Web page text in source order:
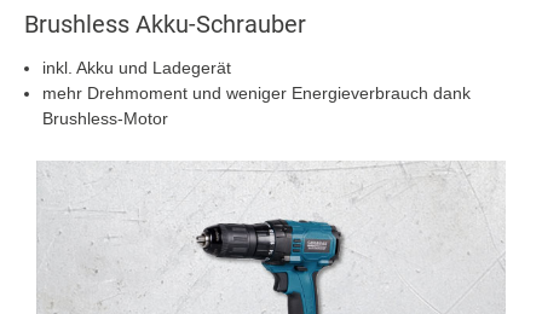
Brushless Akku-Schrauber
inkl. Akku und Ladegerät
mehr Drehmoment und weniger Energieverbrauch dank
Brushless-Motor